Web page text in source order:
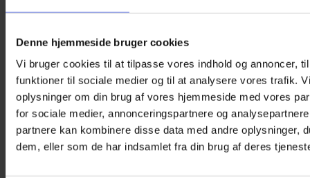
Denne hjemmeside bruger cookies
Vi bruger cookies til at tilpasse vores indhold og annoncer,
funktioner til sociale medier og til at analysere vores trafik.
oplysninger om din brug af vores hjemmeside med vores
for sociale medier, annonceringspartnere og
partnere kan kombinere disse data med andre oplysninger,
dem, eller som de har indsamlet fra din brug af deres